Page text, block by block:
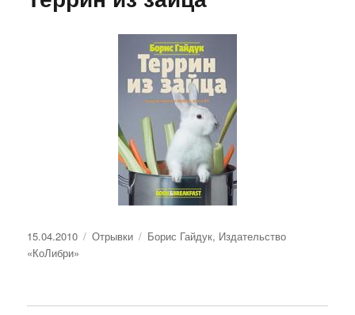
Опубликовано
15.04.2010 Рубрики
Отрывки Метки
Борис Гайдук, Издательство
«КоЛибри»